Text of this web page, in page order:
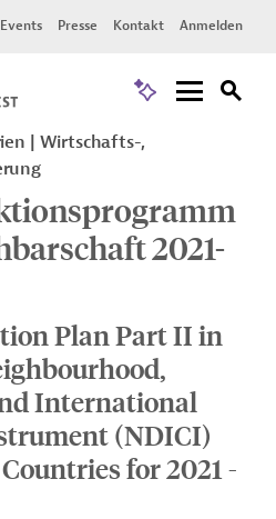
Events Presse Kontakt Anmelden
Wirtschafts-,
2021-
Plan Part II in
International
(NDICI)
for 2021 -